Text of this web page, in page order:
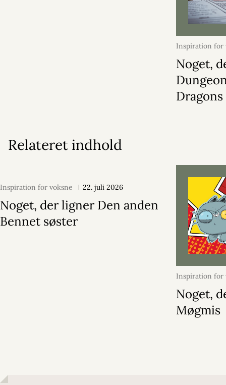
Inspiration for
januar 2026
Noget,
Dragons
Relateret indhold
Inspiration for voksne 22. juli 2026
Noget, der ligner Den anden
Bennet søster
Inspiration for
juli 2026
Noget,
Møgmis